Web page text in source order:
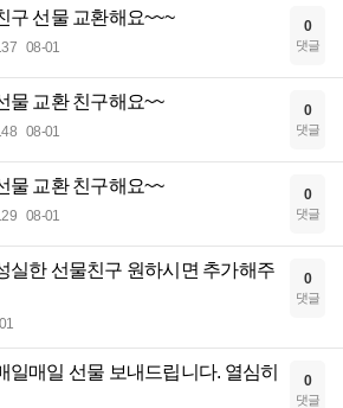
구 선물 교환해요~~~
08-01
0
댓글
물 교환 친구해요~~
08-01
0
댓글
물 교환 친구해요~~
08-01
0
댓글
실한 선물친구 원하시면 추가해주
0
댓글
일매일 선물 보내드립니다. 열심히
0
댓글